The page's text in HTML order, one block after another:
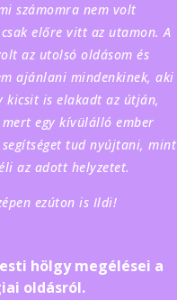
számomra nem volt
előre vitt az utamon. A
az utolsó oldásom és
ajánlani mindenkinek, aki
kicsit is elakadt az útján,
egy kívülálló ember
tud nyújtani, mint
az adott helyzetet.
ezúton is Ildi!
hölgy megélései a
oldásról.